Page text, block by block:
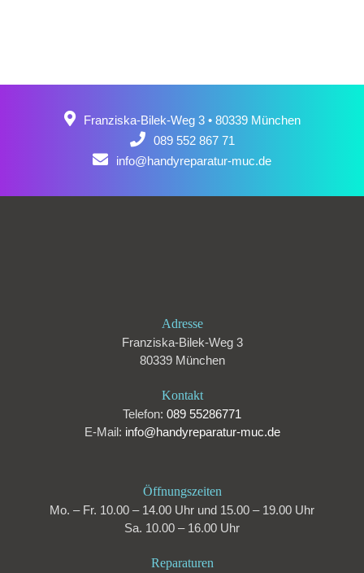
Franziska-Bilek-Weg 3 • 80339 München
089 552 867 71
info@handyreparatur-muc.de
Adresse
Franziska-Bilek-Weg 3
80339 München
Kontakt
Telefon: 089 55286771
E-Mail: info@handyreparatur-muc.de
Öffnungszeiten
Mo. – Fr. 10.00 – 14.00 Uhr und 15.00 – 19.00 Uhr
Sa. 10.00 – 16.00 Uhr
Reparaturen